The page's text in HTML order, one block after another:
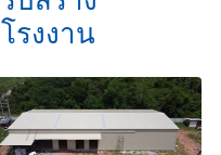
โรงงาน